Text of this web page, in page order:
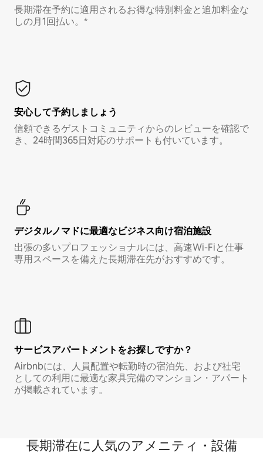
長期滞在予約に適用されるお得な特別料金と追加料金な
しの月1回払い。*
安心して予約しましょう
信頼できるゲストコミュニティからのレビューを確認で
き、24時間365日対応のサポートも付いています。
デジタルノマド⁠に最⁠適⁠なビ⁠ジ⁠ネ⁠ス⁠向⁠け宿⁠泊⁠施⁠設
出張の多いプロフェッショナルには、高速Wi-Fiと仕事
専用スペースを備えた長期滞在先がおすすめです。
サービスアパートメントをお探しですか？
Airbnbには、人員配置や転勤時の宿泊先、および社宅
としての利用に最適な家具完備のマンション・アパート
が掲載されています。
長期滞在に人気のアメニティ・設備